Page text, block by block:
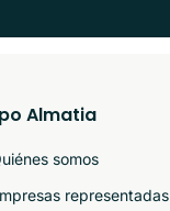
Almatia
somos
representadas